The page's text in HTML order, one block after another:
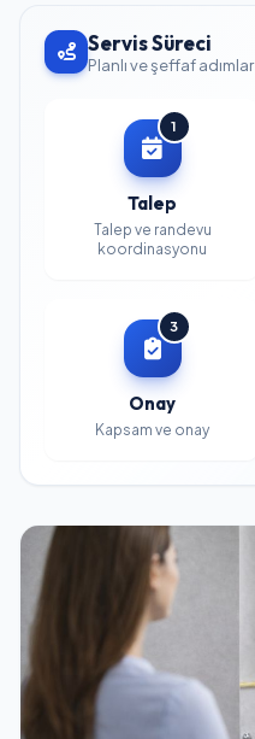
Servis Süreci
Planlı ve şeffaf adımlar
1
Talep
Talep ve randevu
koordinasyonu
3
Onay
Kapsam ve onay